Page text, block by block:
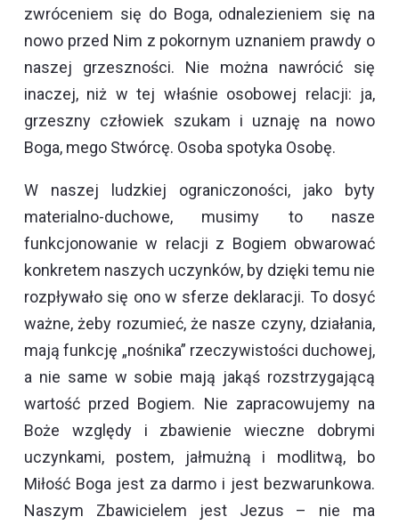
zwróceniem się do Boga, odnalezieniem się na
nowo przed Nim z pokornym uznaniem prawdy o
naszej grzeszności. Nie można nawrócić się
inaczej, niż w tej właśnie osobowej relacji: ja,
grzeszny człowiek szukam i uznaję na nowo
Boga, mego Stwórcę. Osoba spotyka Osobę.
W naszej ludzkiej ograniczoności, jako byty
materialno-duchowe, musimy to nasze
funkcjonowanie w relacji z Bogiem obwarować
konkretem naszych uczynków, by dzięki temu nie
rozpływało się ono w sferze deklaracji. To dosyć
ważne, żeby rozumieć, że nasze czyny, działania,
mają funkcję „nośnika” rzeczywistości duchowej,
a nie same w sobie mają jakąś rozstrzygającą
wartość przed Bogiem. Nie zapracowujemy na
Boże względy i zbawienie wieczne dobrymi
uczynkami, postem, jałmużną i modlitwą, bo
Miłość Boga jest za darmo i jest bezwarunkowa.
Naszym Zbawicielem jest Jezus – nie ma